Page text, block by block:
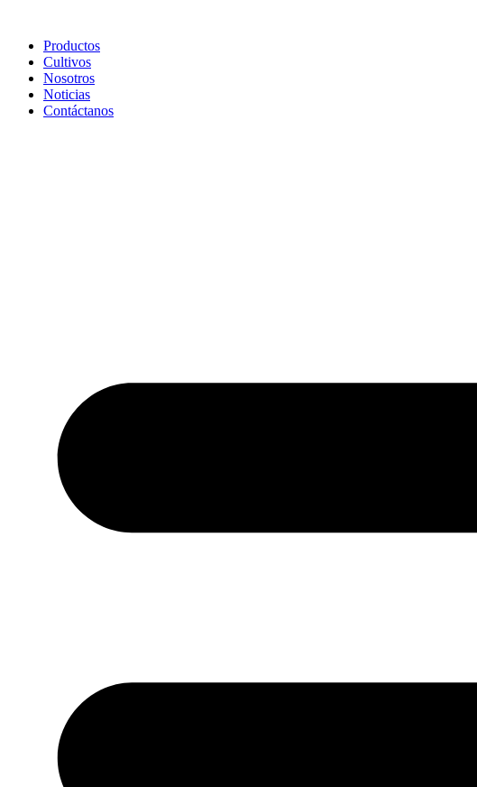
contenidoProductos
Cultivos
Nosotros
Noticias
Contáctanos